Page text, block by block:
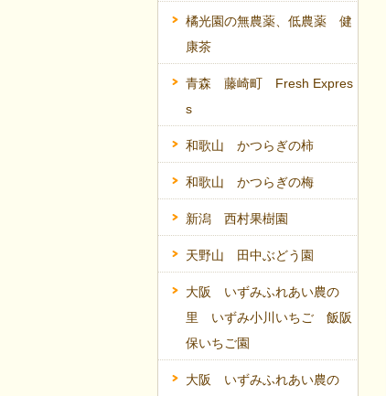
橘光園の無農薬、低農薬 健
康茶
青森 藤崎町 Fresh Expres
s
和歌山 かつらぎの柿
和歌山 かつらぎの梅
新潟 西村果樹園
天野山 田中ぶどう園
大阪 いずみふれあい農の
里 いずみ小川いちご 飯阪
保いちご園
大阪 いずみふれあい農の